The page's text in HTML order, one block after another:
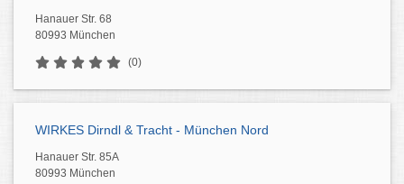
Hanauer Str. 68
80993 München
(0)
WIRKES Dirndl & Tracht - München Nord
Hanauer Str. 85A
80993 München